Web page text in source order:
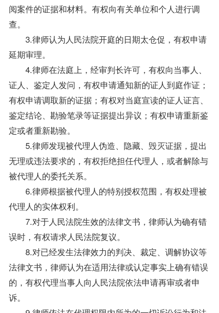
阅案件的证据和材料。有权向有关单位和个人进行调
查。
3.律师认为人民法院开庭的日期太仓促，有权申请
延期审理。
4.律师在法庭上，经审判长许可，有权向当事人、
证人、鉴定人发问，有权申请通知新的证人到庭作证；
有权申请调取新的证据；有权对当庭宣读的证人证言、
鉴定结论、勘验笔录等证据提出异议；有权申请重新鉴
定或者重新勘验。
5.律师发现被代理人伪造、隐藏、毁灭证据，提出
无理或违法要求的，有权拒绝担任代理人，或者解除与
被代理人的委托关系。
6.律师根据被代理人的特别授权范围，有权处理被
代理人的实体权利。
7.对于人民法院生效的法律文书，律师认为确有错
误时，有权请求人民法院复议。
8.对已经发生法律效力的判决、裁定、调解协议等
法律文书，律师认为在适用法律或认定事实上确有错误
的，有权代理当事人向人民法院依法申请再审或者申
诉。